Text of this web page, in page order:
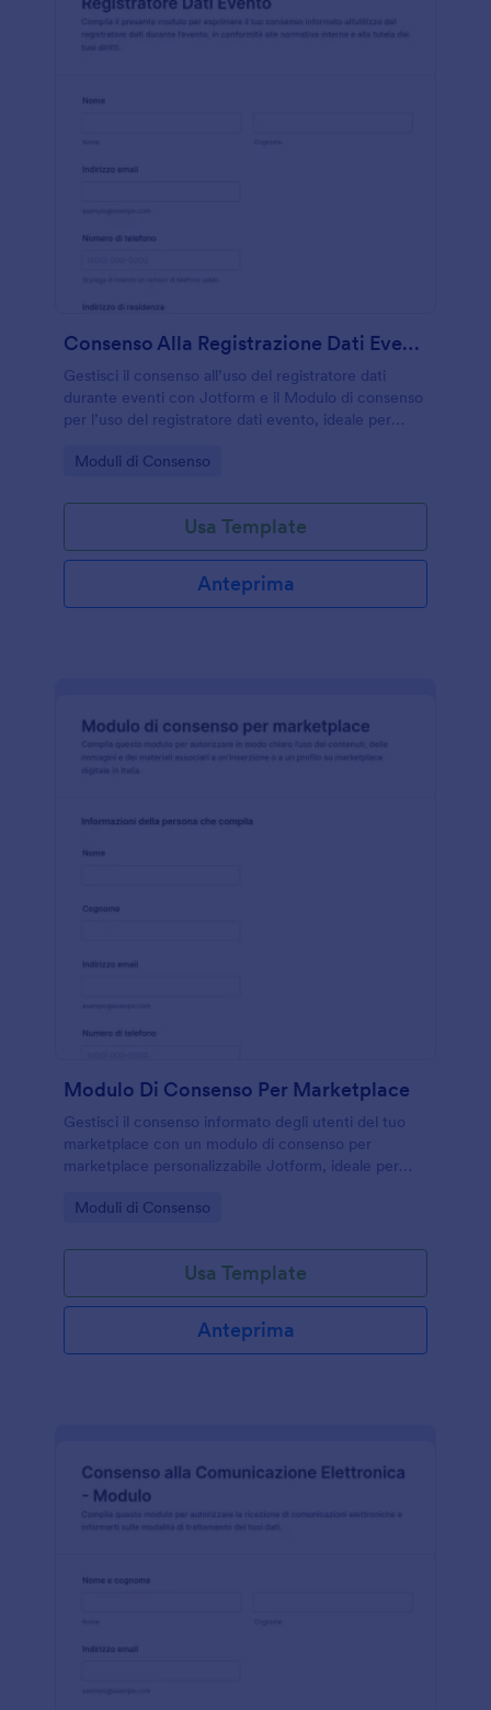
Consenso Alla Registrazione Dati Evento Waiver
Gestisci il consenso all’uso del registratore dati
durante eventi con Jotform e il Modulo di consenso
per l’uso del registratore dati evento, ideale per
invii del modulo tracciabili.
Go to Category:
Moduli di Consenso
Usa Template
Anteprima
Modulo Di Consenso Per Marketplace
Gestisci il consenso informato degli utenti del tuo
marketplace con un modulo di consenso per
marketplace personalizzabile Jotform, ideale per
comunicazione in modo ordinato.
Go to Category:
Moduli di Consenso
Usa Template
Anteprima